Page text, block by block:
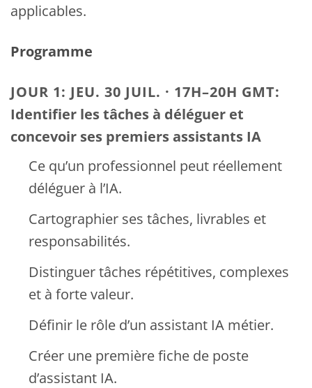
applicables.
Programme
JOUR 1: JEU. 30 JUIL. · 17H–20H GMT:
Identifier les tâches à déléguer et
concevoir ses premiers assistants IA
Ce qu’un professionnel peut réellement
déléguer à l’IA.
Cartographier ses tâches, livrables et
responsabilités.
Distinguer tâches répétitives, complexes
et à forte valeur.
Définir le rôle d’un assistant IA métier.
Créer une première fiche de poste
d’assistant IA.